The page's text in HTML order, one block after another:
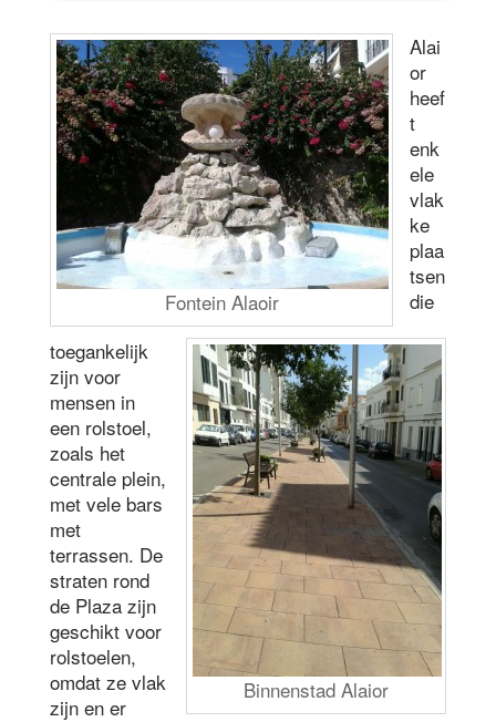
Fontein Alaoir
Binnenstad Alaior
Alai
or
heef
t
enk
ele
vlak
ke
plaa
tsen
die
toegankelijk
zijn voor
mensen in
een rolstoel,
zoals het
centrale plein,
met vele bars
met
terrassen. De
straten rond
de Plaza zijn
geschikt voor
rolstoelen,
omdat ze vlak
zijn en er